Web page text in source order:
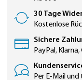
30 Tage
Kostenlose
Sichere
PayPal,
Per E-Mail